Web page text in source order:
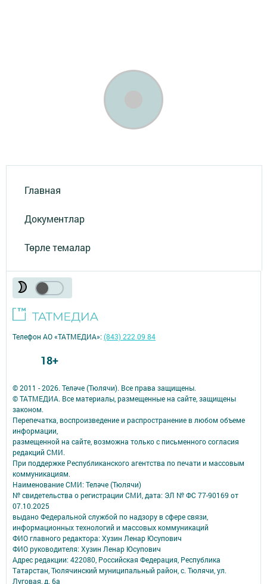
Главная
Документлар
Төрле темалар
© 2011 - 2026. Теләче (Тюлячи). Все права защищены.
© ТАТМЕДИА. Все материалы, размещенные на сайте, защищены
законом.
Перепечатка, воспроизведение и распространение в любом объеме
информации,
размещенной на сайте, возможна только с письменного согласия
редакций СМИ.
При поддержке Республиканского агентства по печати и массовым
коммуникациям.
Наименование СМИ: Теләче (Тюлячи)
№ свидетельства о регистрации СМИ, дата: ЭЛ № ФС 77-90169 от
07.10.2025
выдано Федеральной службой по надзору в сфере связи,
информационных технологий и массовых коммуникаций
ФИО главного редактора: Хузин Ленар Юсупович
ФИО руководителя: Хузин Ленар Юсупович
Адрес редакции: 422080, Российская Федерация, Республика
Татарстан, Тюлячинский муниципальный район, с. Тюлячи, ул.
Луговая, д. 6а
Телефон АО «ТАТМЕДИА»:(843) 222 09 84
18+